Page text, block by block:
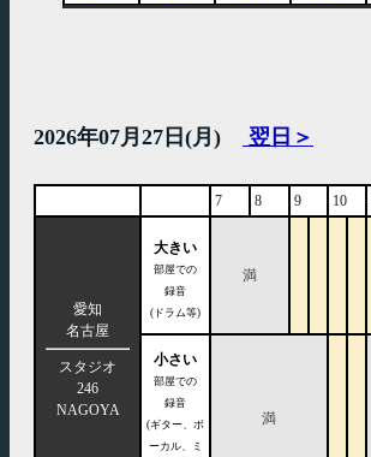
2026年07月27日(月) 翌日＞
7 8 9 10
愛知
名古屋
スタジオ
246
NAGOYA
大きい
部屋での
録音
(ドラム等)
満
小さい
部屋での
録音
(ギター、ボ
ーカル、ミ
満